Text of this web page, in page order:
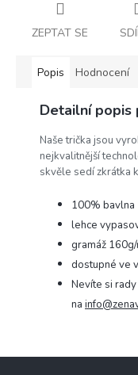
ZEPTAT SE
Popis Hodnocení
Detailní popis
Naše trička jsou
nejkvalitnější
skvěle sedí zkrátka
100% bavlna
lehce
gramáž
dostupné ve
Nevíte si
na